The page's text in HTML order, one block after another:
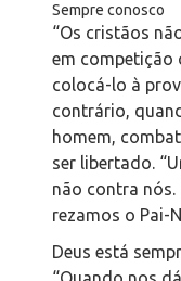
Sempre conosco
“Os cristãos
em competição
colocá-lo à
contrário,
homem,
ser libertado.
não contra nós.
rezamos o Pai-
Deus está